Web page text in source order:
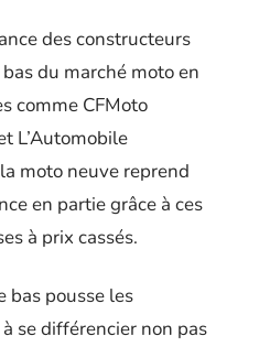
des constructeurs
du marché moto en
comme CFMoto
L’Automobile
moto neuve reprend
en partie grâce à ces
à prix cassés.
bas pousse les
se différencier non pas